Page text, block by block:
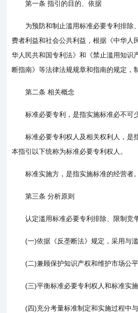
第一条 指引的目的、依据
为预防和制止滥用标准必要专利排除、
费者利益和社会公共利益，根据《中华
华人民共和国专利法》和《禁止滥用知识
断指南》等法律法规规章和指南的规定，
第二条 相关概念
标准必要专利，是指实施标准必不可少
标准必要专利权人及相关权利人，是指
本指引以下统称为标准必要专利权人。
标准实施方，是指实施标准的经营者。
第三条 分析原则
认定滥用标准必要专利排除、限制竞争
(一)依据《反垄断法》规定，采用与滥
(二)兼顾保护知识产权和维护市场公
(三)平衡标准必要专利权人和标准实施
(四)充分考量标准制定和实施过程中与